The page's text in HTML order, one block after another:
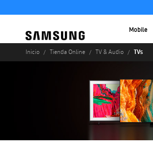
Mobile
Inicio Tienda Online TV & Audio TVs